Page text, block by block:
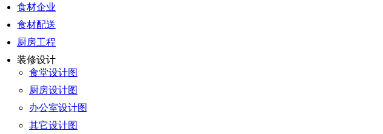
食材企业
食材配送
厨房工程
装修设计
食堂设计图
厨房设计图
办公室设计图
其它设计图